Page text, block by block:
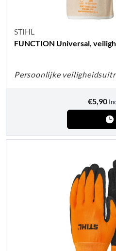
STIHL
FUNCTION Universal,
Persoonlijke
€5,90